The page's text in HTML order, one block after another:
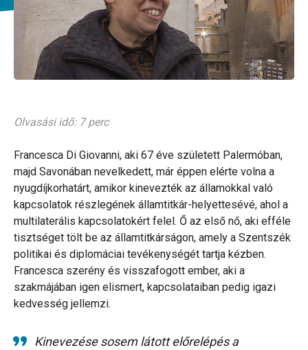
Olvasási idő: 7 perc
Francesca Di Giovanni, aki 67 éve született Palermóban,
majd Savonában nevelkedett, már éppen elérte volna a
nyugdíjkorhatárt, amikor kinevezték az államokkal való
kapcsolatok részlegének államtitkár-helyettesévé, ahol a
multilaterális kapcsolatokért felel. Ő az első nő, aki efféle
tisztséget tölt be az államtitkárságon, amely a Szentszék
politikai és diplomáciai tevékenységét tartja kézben.
Francesca szerény és visszafogott ember, aki a
szakmájában igen elismert, kapcsolataiban pedig igazi
kedvesség jellemzi.
Kinevezése sosem látott előrelépés a